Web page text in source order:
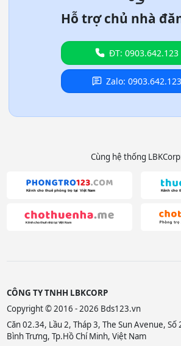
Hỗ trợ chủ nhà
ĐT: 0903.642.123
Zalo: 0903.642.123
Cùng hệ thống
CÔNG TY TNHH LBKCORP
Copyright © 2016 - 2026 Bds123.vn
Căn 02.34, Lầu 2, Tháp 3, The Sun Avenue, Số
Bình Trưng, Tp.Hồ Chí Minh, Việt Nam